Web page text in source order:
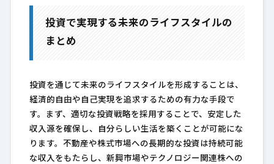
投資で実現する未来のライフスタイルの
まとめ
投資を通じて未来のライフスタイルを形成することは、
経済的自由や自己実現を追求するための有力な手段で
す。まず、適切な投資戦略を採用することで、安定した
収入源を確保し、自分らしい生活を築くことが可能にな
ります。不動産や株式市場への長期的な投資は持続可能
な収入をもたらし、新興市場やテクノロジー関連株への